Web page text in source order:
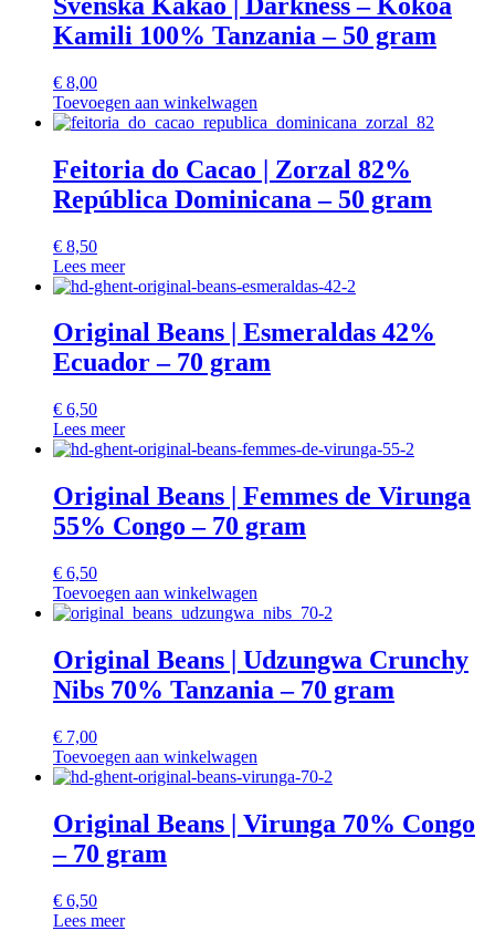
Kamili 100% Tanzania – 50 gram
€ 8,00
Toevoegen aan winkelwagen
Feitoria do Cacao | Zorzal 82%
República Dominicana – 50 gram
€ 8,50
Lees meer
Original Beans | Esmeraldas 42%
Ecuador – 70 gram
€ 6,50
Lees meer
Original Beans | Femmes de Virunga
55% Congo – 70 gram
€ 6,50
Toevoegen aan winkelwagen
Original Beans | Udzungwa Crunchy
Nibs 70% Tanzania – 70 gram
€ 7,00
Toevoegen aan winkelwagen
Original Beans | Virunga 70% Congo
– 70 gram
€ 6,50
Lees meer